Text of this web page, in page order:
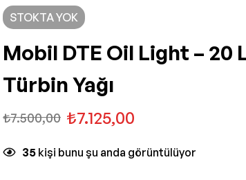
STOKTA YOK
Mobil DTE Oil Light – 20
Türbin Yağı
₺7.500,00 ₺7.125,00
35 kişi bunu şu anda görüntülüyor